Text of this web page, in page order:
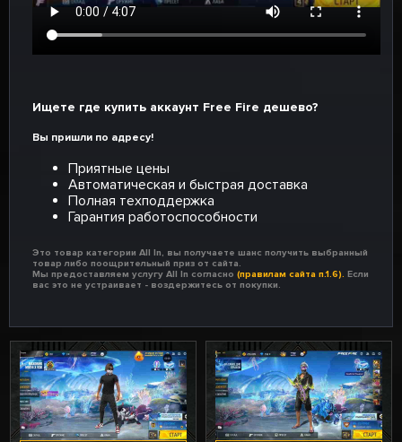
Ищете где купить аккаунт Free Fire дешево?
Вы пришли по адресу!
Приятные цены
Автоматическая и быстрая доставка
Полная техподдержка
Гарантия работоспособности
Это товар категории All In, вы получаете шанс получить выбранный
товар либо поощрительный приз от сайта.
Мы предоставляем услугу All In согласно (правилам сайта п.1.6). Если
вас это не устраивает - воздержитесь от покупки.